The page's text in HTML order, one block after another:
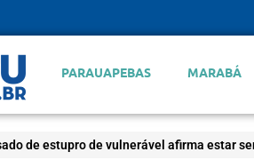
PARAUAPEBAS MARABÁ
de estupro de vulnerável afirma estar